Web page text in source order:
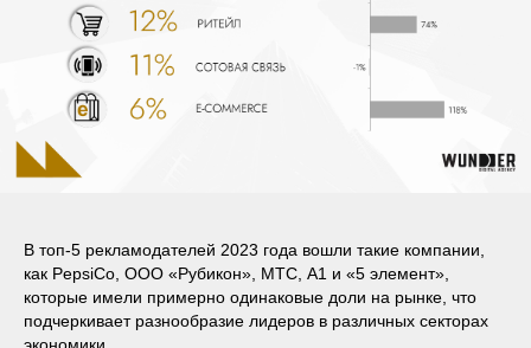
В топ-5 рекламодателей 2023 года вошли такие компании,
как PepsiCo, ООО «‎Рубикон»‎, МТС, A1 и «5 элемент»,
которые имели примерно одинаковые доли на рынке, что
подчеркивает разнообразие лидеров в различных секторах